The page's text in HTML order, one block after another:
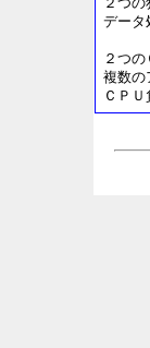
データ
２つ
複数の
ＣＰ